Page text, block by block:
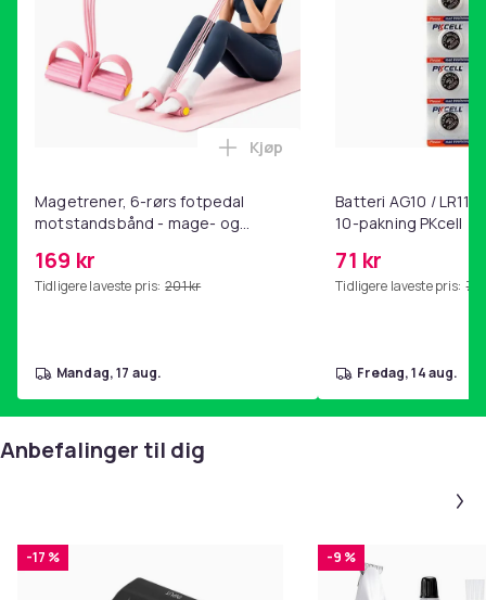
Magetrener, 6-rørs fotpedal
motstandsbånd - mage- og
hjemmegymnastikk Pink
169 kr
Tidligere laveste pris: 201 kr
Legg Magetrener, 6-rørs
Kjøp
mandag, 17 aug.
Batteri AG10 /
10-pakning PKcell
71 kr
Tidligere laveste pris: 76
fredag, 14 aug.
Anbefalinger til dig
-17 % -9 %